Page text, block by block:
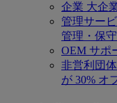
企業 大企
管理サー
管理・保
OEM サポ
非営利団
が 30% オ